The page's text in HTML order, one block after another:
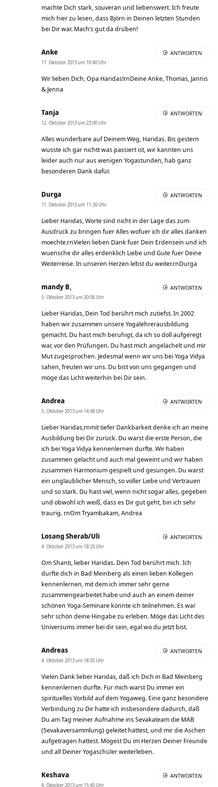
machte Dich stark, souverän und liebenswert. Ich freute
mich hier zu lesen, dass Björn in Deinen letzten Stunden
bei Dir war. Mach’s gut da drüben!
Anke
17. Oktober 2013 um 10:40 Uhr
Wir lieben Dich, Opa Haridas!rnDeine Anke, Thomas, Jannis
& Jenna
ANTWORTEN
Tanja
12. Oktober 2013 um 23:00 Uhr
Alles wunderbare auf Deinem Weg, Haridas. Bis gestern
wusste ich gar nichtt was passiert ist, wir kannten uns
leider auch nur aus wenigen Yogastunden, hab ganz
besonderen Dank dafür.
ANTWORTEN
Durga
11. Oktober 2013 um 11:30 Uhr
Lieber Haridas, Worte sind nicht in der Lage das zum
Ausdruck zu bringen fuer Alles wofuer ich dir alles danken
moechte.rnVielen lieben Dank fuer Dein Erdensein und ich
wuensche dir alles erdenklich Liebe und Gute fuer Deine
Weiterreise. In unseren Herzen lebst du weiter.rnDurga
ANTWORTEN
mandy B,
5. Oktober 2013 um 20:06 Uhr
Lieber Haridas, Dein Tod berührt mich zutiefst. In 2002
haben wir zusammen unsere Yogalehrerausbildung
gemacht. Du hast mich beruhigt, da ich so doll aufgeregt
war, vor den Prüfungen. Du hast mich angelächelt und mir
Mut zugesprochen. Jedesmal wenn wir uns bei Yoga Vidya
sahen, freuten wir uns. Du bist von uns gegangen und
möge das Licht weiterhin bei Dir sein.
ANTWORTEN
Andrea
5. Oktober 2013 um 14:48 Uhr
Lieber Haridas,rnmit tiefer Dankbarkeit denke ich an meine
Ausbildung bei Dir zurück. Du warst die erste Person, die
ich bei Yoga Vidya kennenlernen durfte. Wir haben
zusammen gelacht und auch mal geweint und wir haben
zusammen Harmonium gespielt und gesungen. Du warst
ein unglaublicher Mensch, so voller Liebe und Vertrauen
und so stark. Du hast viel, wenn nicht sogar alles, gegeben
und obwohl ich weiß, dass es Dir gut geht, bin ich sehr
traurig. rnOm Tryambakam, Andrea
ANTWORTEN
Losang Sherab/Uli
4. Oktober 2013 um 18:20 Uhr
Om Shanti, lieber Haridas. Dein Tod berührt mich. Ich
durfte dich in Bad Meinberg als einen lieben Kollegen
kennenlernen, mit dem ich immer sehr gerne
zusammengearbeitet habe und auch an einem deiner
schönen Yoga-Seminare konnte ich teilnehmen. Es war
sehr schön deine Hingabe zu erleben. Möge das Licht des
Universums immer bei dir sein, egal wo du jetzt bist.
ANTWORTEN
Andreas
4. Oktober 2013 um 18:05 Uhr
Vielen Dank lieber Haridas, daß ich Dich in Bad Meinberg
kennenlernen durfte. Für mich warst Du immer ein
spirituelles Vorbild auf dem Yogaweg. Eine ganz besondere
Verbindung zu Dir hatte ich insbesondere dadurch, daß
Du am Tag meiner Aufnahme ins Sevakateam die MAB
(Sevakaversammlung) geleitet hattest, und mir die Aschen
aufgetragen hattest. Mögest Du im Herzen Deiner Freunde
und all Deiner Yogaschüler weiterleben.
ANTWORTEN
Keshava
4. Oktober 2013 um 15:45 Uhr
ANTWORTEN